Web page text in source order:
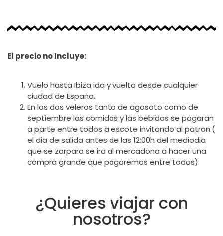
El precio no Incluye:
Vuelo hasta Ibiza ida y vuelta desde cualquier
ciudad de España.
En los dos veleros tanto de agosoto como de
septiembre las comidas y las bebidas se pagaran
a parte entre todos a escote invitando al patron.(
el dia de salida antes de las 12:00h del mediodia
que se zarpara se ira al mercadona a hacer una
compra grande que pagaremos entre todos).
¿Quieres viajar con
nosotros?